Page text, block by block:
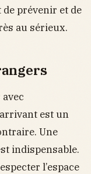
prévenir et de
au sérieux.
est un
Une
indispensable.
l’espace